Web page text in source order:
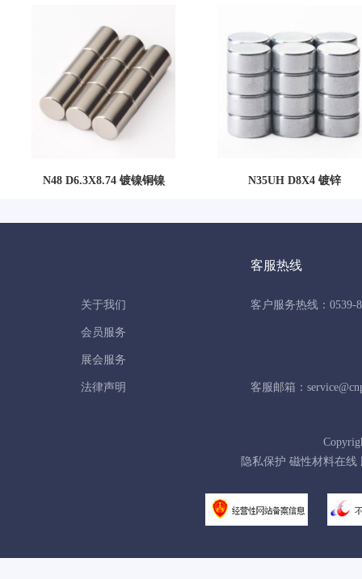
N48 D6.3X8.74 镀镍铜镍 N35UH D8X4 镀锌
关于我们
会员服务
展会服务
法律声明
客服热线
客户服务热线：0539-
客服邮箱：
隐私保护 磁性材料在线